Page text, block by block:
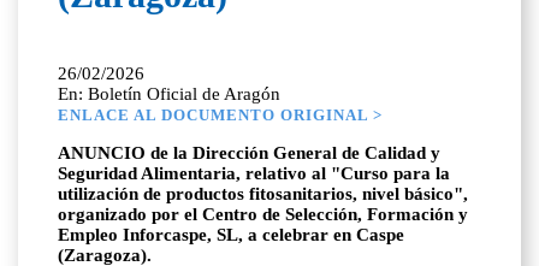
26/02/2026
En: Boletín Oficial de Aragón
ENLACE AL DOCUMENTO ORIGINAL >
ANUNCIO de la Dirección General de Calidad y
Seguridad Alimentaria, relativo al "Curso para la
utilización de productos fitosanitarios, nivel básico",
organizado por el Centro de Selección, Formación y
Empleo Inforcaspe, SL, a celebrar en Caspe
(Zaragoza).